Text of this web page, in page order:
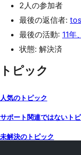
2人の参加者
最後の返信者:
最後の活動: 11年
状態: 解決済
トピック
人気のトピック
サポート関連ではないト
未解決のトピック